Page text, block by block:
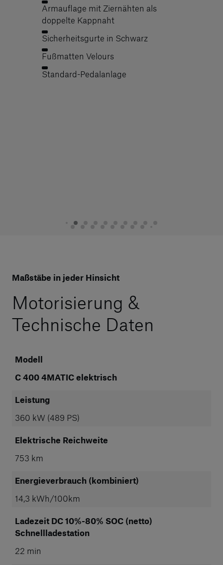
Armauflage mit Ziernähten als
doppelte Kappnaht
Sicherheitsgurte in Schwarz
Fußmatten Velours
Standard-Pedalanlage
Maßstäbe in jeder Hinsicht
Motorisierung &
Technische Daten
Modell
C 400 4MATIC elektrisch
Leistung
360 kW (489 PS)
Elektrische Reichweite
753 km
Energieverbrauch (kombiniert)
14,3 kWh/100km
Ladezeit DC 10%-80% SOC (netto)
Schnellladestation
22 min